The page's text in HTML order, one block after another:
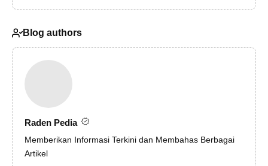
Blog authors
Raden Pedia
Memberikan Informasi Terkini dan Membahas Berbagai
Artikel